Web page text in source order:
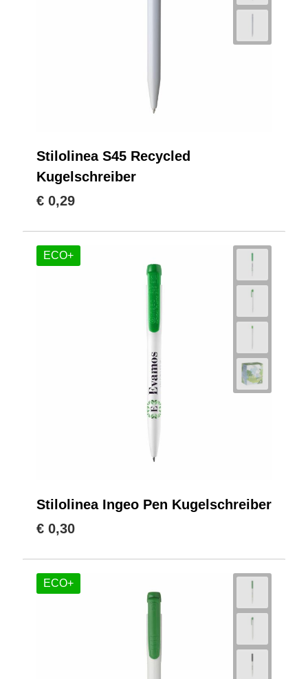
Stilolinea S45 Recycled
Kugelschreiber
€ 0,29
ECO+
Stilolinea Ingeo Pen Kugelschreiber
€ 0,30
ECO+